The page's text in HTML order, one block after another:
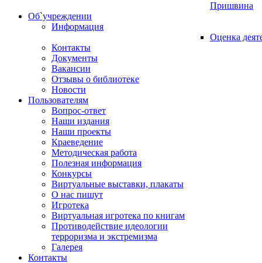
Пришвина
Об`учреждении
Информация
Оценка
Контакты
Документы
Вакансии
Отзывы о библиотеке
Новости
Пользователям
Вопрос-ответ
Наши издания
Наши проекты
Краеведение
Методическая работа
Полезная информация
Конкурсы
Виртуальные выставки, плакаты
О нас пишут
Игротека
Виртуальная игротека по книгам
Противодействие идеологии
терроризма и экстремизма
Галерея
Контакты